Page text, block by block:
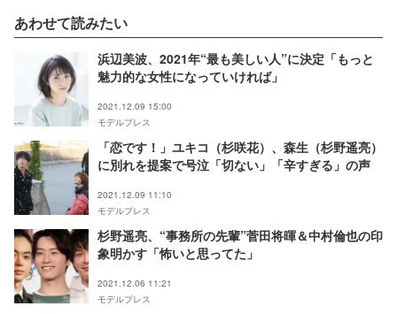
あわせて読みたい
浜辺美波、2021年“最も美しい人”に決定「もっと
魅力的な女性になっていければ」
2021.12.09 15:00
モデルプレス
「恋です！」ユキコ（杉咲花）、森生（杉野遥亮）
に別れを提案で号泣「切ない」「辛すぎる」の声
2021.12.09 11:10
モデルプレス
杉野遥亮、“事務所の先輩”菅田将暉＆中村倫也の印
象明かす「怖いと思ってた」
2021.12.06 11:21
モデルプレス